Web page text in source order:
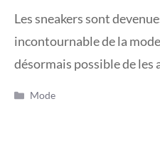
Les sneakers sont
incontournable de la
désormais possible de les
Catégories
Mode